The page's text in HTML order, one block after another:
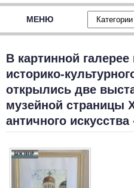
МЕНЮ
В картинной
историко-
открылись две
музейной страницы
античного